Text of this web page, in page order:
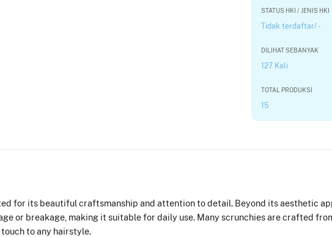
STATUS HKI / JENIS HKI
Tidak terdaftar/ -
DILIHAT SEBANYAK
127 Kali
TOTAL PRODUKSI
15
for its beautiful craftsmanship and attention to detail. Beyond its aesthetic
or breakage, making it suitable for daily use. Many scrunchies are crafted
to any hairstyle.